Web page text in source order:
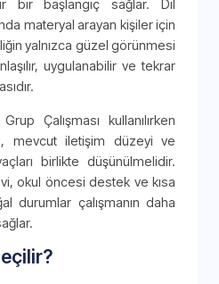
bir başlangıç sağlar. Dil
materyal arayan kişiler için
yalnızca güzel görünmesi
uygulanabilir ve tekrar
Çalışması kullanılırken
mevcut iletişim düzeyi ve
birlikte düşünülmelidir.
okul öncesi destek ve kısa
durumlar çalışmanın daha